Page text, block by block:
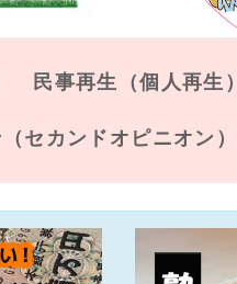
民事再生（個人再生）
セカンドオピニオン）